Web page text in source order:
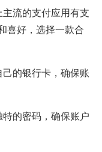
流的支付应用有支
喜好，选择一款合
的银行卡，确保账
的密码，确保账户